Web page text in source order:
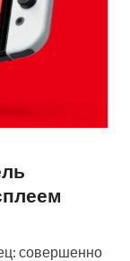
совершенно